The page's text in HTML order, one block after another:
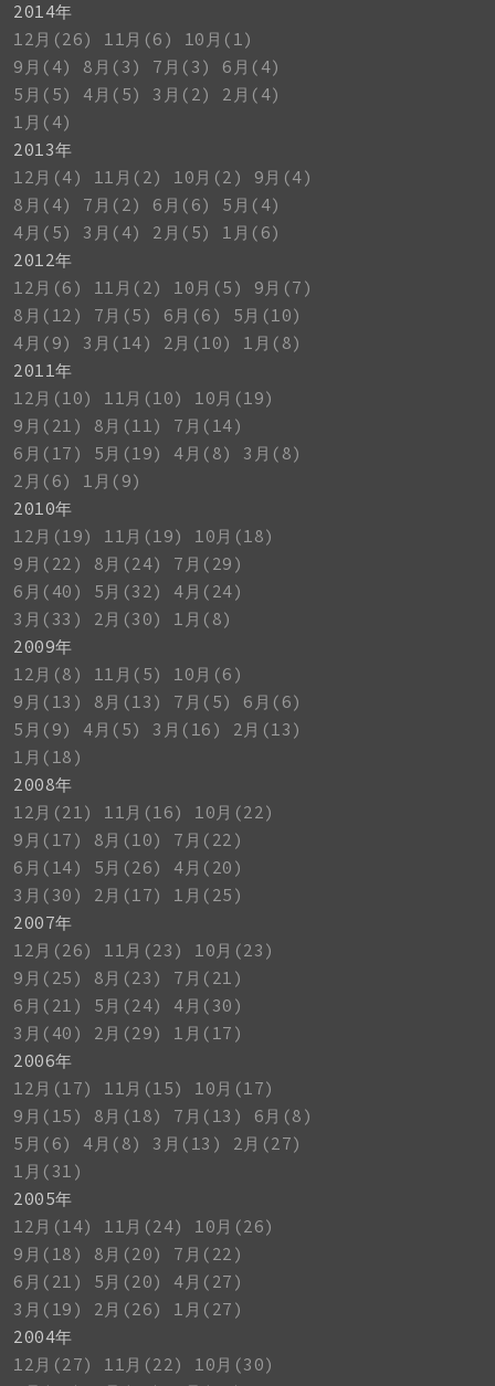
2014年
12月(26)
11月(6)
10月(1)
9月(4)
8月(3) 7月(3)
6月(4)
5月(5)
4月(5) 3月(2)
2月(4)
1月(4)
2013年
12月(4)
11月(2) 10月(2)
9月(4)
8月(4)
7月(2) 6月(6)
5月(4)
4月(5)
3月(4) 2月(5)
1月(6)
2012年
12月(6)
11月(2) 10月(5)
9月(7)
8月(12)
7月(5) 6月(6)
5月(10)
4月(9)
3月(14) 2月(10)
1月(8)
2011年
12月(10)
11月(10)
10月(19)
9月(21)
8月(11)
7月(14)
6月(17)
5月(19) 4月(8)
3月(8)
2月(6)
1月(9)
2010年
12月(19)
11月(19)
10月(18)
9月(22)
8月(24)
7月(29)
6月(40)
5月(32)
4月(24)
3月(33)
2月(30)
1月(8)
2009年
12月(8)
11月(5)
10月(6)
9月(13)
8月(13) 7月(5)
6月(6)
5月(9)
4月(5) 3月(16)
2月(13)
1月(18)
2008年
12月(21)
11月(16)
10月(22)
9月(17)
8月(10)
7月(22)
6月(14)
5月(26)
4月(20)
3月(30)
2月(17)
1月(25)
2007年
12月(26)
11月(23)
10月(23)
9月(25)
8月(23)
7月(21)
6月(21)
5月(24)
4月(30)
3月(40)
2月(29)
1月(17)
2006年
12月(17)
11月(15)
10月(17)
9月(15)
8月(18) 7月(13)
6月(8)
5月(6)
4月(8) 3月(13)
2月(27)
1月(31)
2005年
12月(14)
11月(24)
10月(26)
9月(18)
8月(20)
7月(22)
6月(21)
5月(20)
4月(27)
3月(19)
2月(26)
1月(27)
2004年
12月(27)
11月(22)
10月(30)